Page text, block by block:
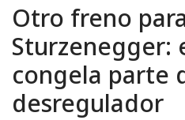
Otro freno
Sturzenegger:
congela parte
desregulador